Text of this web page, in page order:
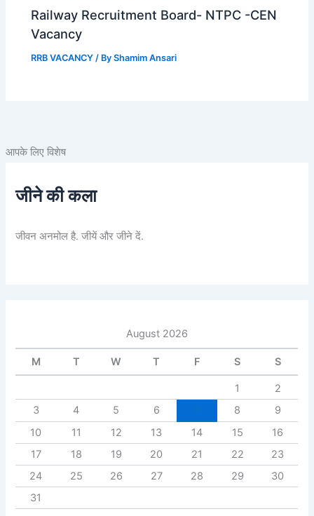
Railway Recruitment Board- NTPC -CEN
Vacancy
RRB VACANCY / ByShamim Ansari
आपके लिए विशेष
जीने की कला
जीवन अनमोल है. जीयें और जीने दें.
August 2026
M T W T F S S
1
2
3
4 5 6 8
9
10
11 12 13 14 15
16
17
18 19 20 21 22
23
24
25 26 27 28 29
30
31